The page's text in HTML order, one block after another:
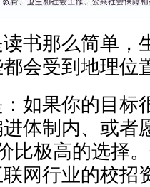
书那么简单，
会受到地理位
：如果你的目
体制内、或者
比极高的选择
网行业的校招